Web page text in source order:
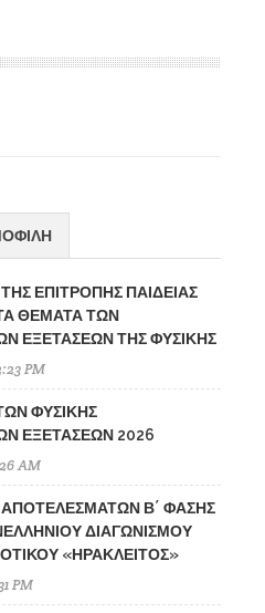
ΕΠΙΤΡΟΠΗΣ ΠΑΙΔΕΙΑΣ
ΘΕΜΑΤΑ ΤΩΝ
ΕΞΕΤΑΣΕΩΝ ΤΗΣ ΦΥΣΙΚΗΣ
PM
ΦΥΣΙΚΗΣ
ΕΞΕΤΑΣΕΩΝ 2026
AM
Β΄ ΦΑΣΗΣ
ΔΙΑΓΩΝΙΣΜΟΥ
«ΗΡΑΚΛΕΙΤΟΣ»
PM